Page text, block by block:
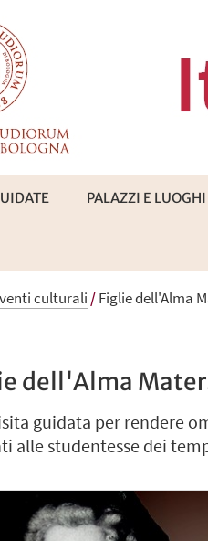
PALAZZI E
culturali /Figlie dell'Alma
dell'Alma
guidata per rendere
alle studentesse dei